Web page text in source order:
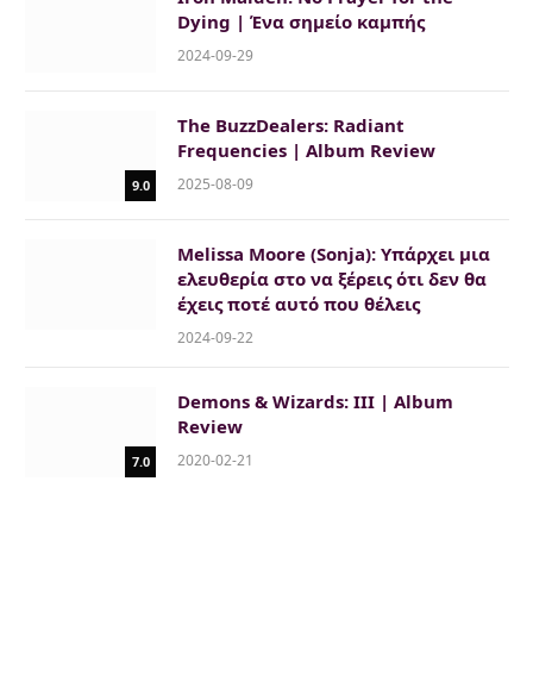
Dying | Ένα σημείο καμπής
2024-09-29
9.0
The BuzzDealers: Radiant
Frequencies | Album Review
2025-08-09
Melissa Moore (Sonja): Υπάρχει μια
ελευθερία στο να ξέρεις ότι δεν θα
έχεις ποτέ αυτό που θέλεις
2024-09-22
7.0
Demons & Wizards: III | Album
Review
2020-02-21